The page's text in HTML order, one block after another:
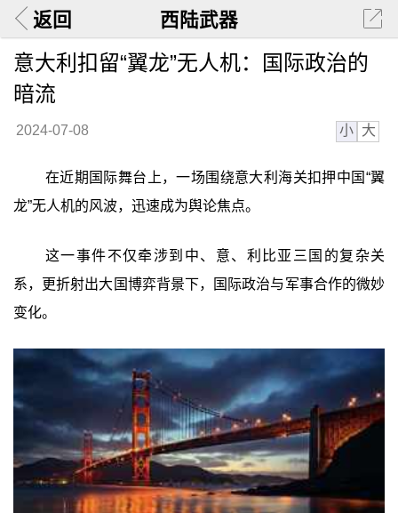
返回 西陆武器
意大利扣留“翼龙”无人机：国际政治的
暗流
2024-07-08 小 大
在近期国际舞台上，一场围绕意大利海关扣押中国“翼
龙”无人机的风波，迅速成为舆论焦点。
这一事件不仅牵涉到中、意、利比亚三国的复杂关
系，更折射出大国博弈背景下，国际政治与军事合作的微妙
变化。